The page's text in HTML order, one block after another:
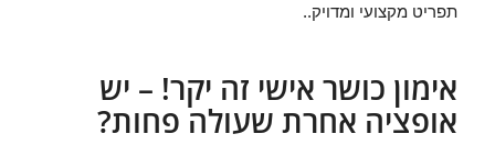
תפריט מקצועי ומדויק..
אימון כושר אישי זה יקר! – יש
אופציה אחרת שעולה פחות?